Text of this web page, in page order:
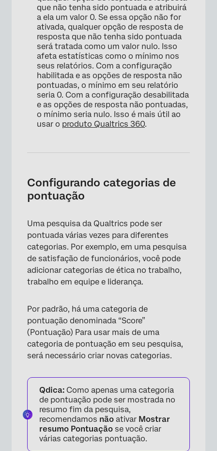
×
que não tenha sido pontuada e atribuirá
a ela um valor 0. Se essa opção não for
ativada, qualquer opção de resposta de
resposta que não tenha sido pontuada
será tratada como um valor nulo. Isso
afeta estatísticas como o mínimo nos
seus relatórios. Com a configuração
habilitada e as opções de resposta não
pontuadas, o mínimo em seu relatório
seria 0. Com a configuração desabilitada
e as opções de resposta não pontuadas,
o mínimo seria nulo. Isso é mais útil ao
usar o produto Qualtrics 360.
Configurando categorias de
pontuação
Uma pesquisa da Qualtrics pode ser
pontuada várias vezes para diferentes
categorias. Por exemplo, em uma pesquisa
de satisfação de funcionários, você pode
adicionar categorias de ética no trabalho,
trabalho em equipe e liderança.
Por padrão, há uma categoria de
pontuação denominada “Score”
(Pontuação) Para usar mais de uma
categoria de pontuação em seu pesquisa,
será necessário criar novas categorias.
Qdica: Como apenas uma categoria
de pontuação pode ser mostrada no
resumo fim da pesquisa,
recomendamos não ativar Mostrar
resumo Pontuação se você criar
várias categorias pontuação.